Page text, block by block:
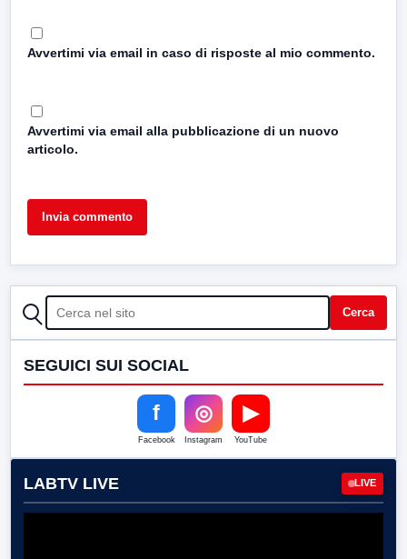
Avvertimi via email in caso di risposte al mio commento.
Avvertimi via email alla pubblicazione di un nuovo
articolo.
CERCA Cerca
SEGUICI SUI SOCIAL
f
Facebook
◎
Instagram
▶
YouTube
LABTV LIVE LIVE